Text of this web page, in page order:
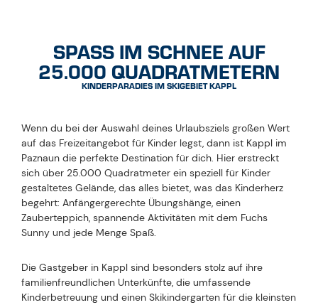
SPASS IM SCHNEE AUF 2
5.000 QUADRATMETERN
KINDERPARADIES IM SKIGEBIET KAPPL
Wenn du bei der Auswahl deines Urlaubsziels großen Wert
auf das Freizeitangebot für Kinder legst, dann ist Kappl im
Paznaun die perfekte Destination für dich. Hier erstreckt
sich über 25.000 Quadratmeter ein speziell für Kinder
gestaltetes Gelände, das alles bietet, was das Kinderherz
begehrt: Anfängergerechte Übungshänge, einen
Zauberteppich, spannende Aktivitäten mit dem Fuchs
Sunny und jede Menge Spaß.
Die Gastgeber in Kappl sind besonders stolz auf ihre
familienfreundlichen Unterkünfte, die umfassende
Kinderbetreuung und einen Skikindergarten für die kleinsten